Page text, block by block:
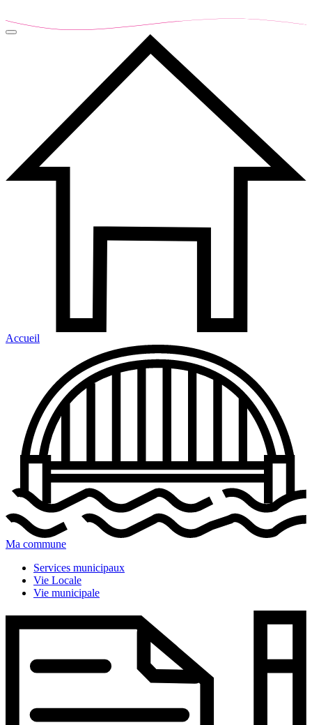
Accueil
Ma commune
Services municipaux
Vie Locale
Vie municipale